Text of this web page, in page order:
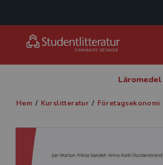
Läromedel
Hem / Kurslitteratur / Företagsekonomi